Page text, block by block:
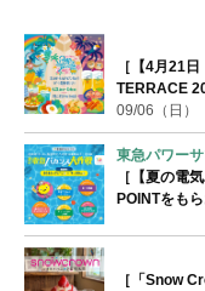
［【4月21
TERRACE
09/06（日）
東急パワー
［【夏の電
POINTをもら
［「Snow